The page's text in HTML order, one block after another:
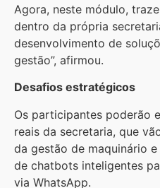
Agora, neste módulo,
dentro da própria
desenvolvimento de
gestão”, afirmou.
Desafios estratégicos
Os participantes poderão
reais da secretaria, que
da gestão de maquinário
de chatbots inteligentes
via WhatsApp.